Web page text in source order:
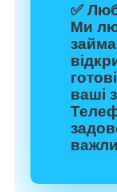
✅
Ми
ваші